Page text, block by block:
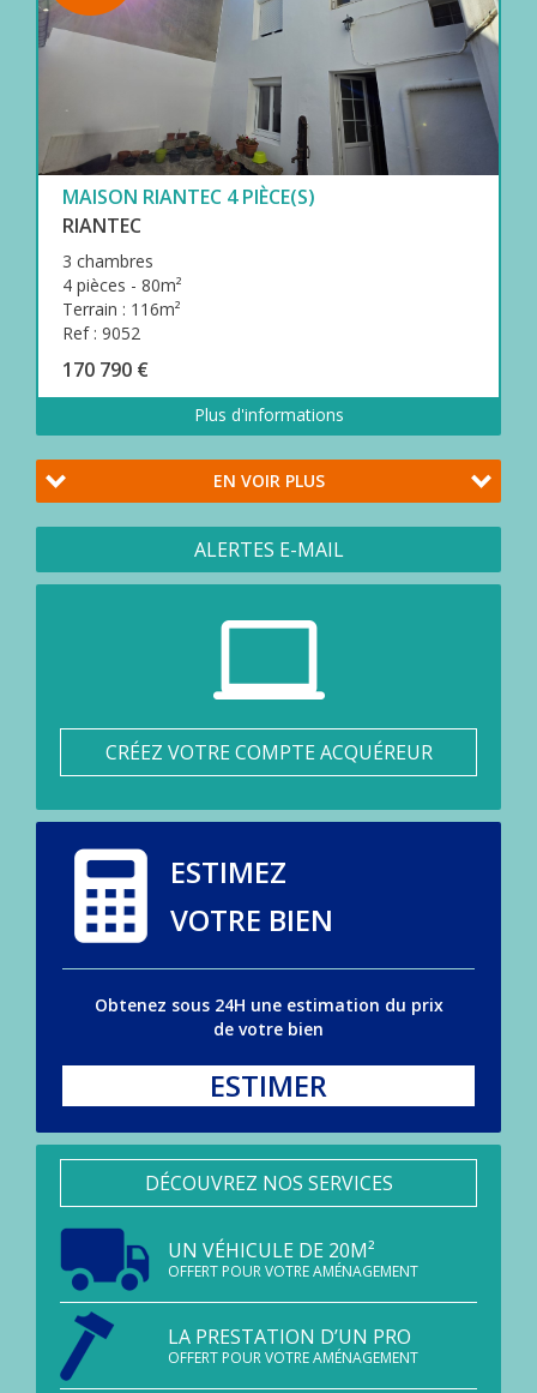
MAISON RIANTEC 4 PIÈCE(S)
RIANTEC
3 chambres
4 pièces - 80m²
Terrain : 116m²
Ref : 9052
170 790 €
Plus d'informations
EN VOIR PLUS
ALERTES E-MAIL
CRÉEZ VOTRE COMPTE ACQUÉREUR
ESTIMEZ
VOTRE BIEN
Obtenez sous 24H une estimation du prix
de votre bien
ESTIMER
DÉCOUVREZ NOS SERVICES
UN VÉHICULE DE 20M²
OFFERT POUR VOTRE AMÉNAGEMENT
LA PRESTATION D’UN PRO
OFFERT POUR VOTRE AMÉNAGEMENT